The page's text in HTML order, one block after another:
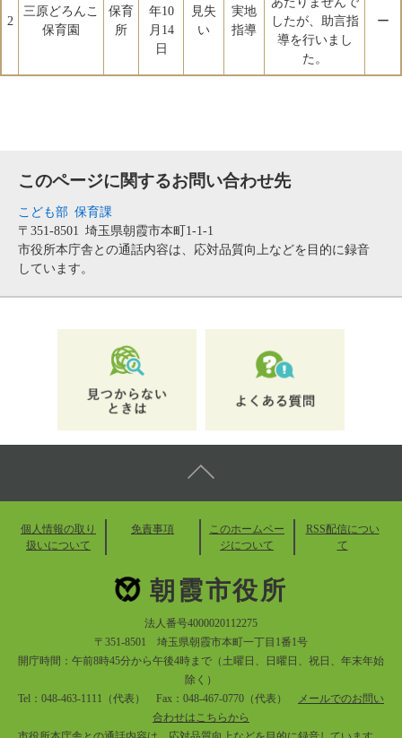
2
三原どろんこ
保育園
保育
所
年10
月14
日
見失
い
実地
指導
したが、助言指
導を行いまし
た。
ー
このページに関するお問い合わせ先
こども部 保育課
〒351-8501 埼玉県朝霞市本町1-1-1
市役所本庁舎との通話内容は、応対品質向上などを目的に録音
しています。
個人情報の取り
扱いについて
免責事項
このホームペー
ジについて
RSS配信につい
て
朝霞市役所
法人番号4000020112275
〒351-8501 埼玉県朝霞市本町一丁目1番1号
開庁時間：午前8時45分から午後4時まで（土曜日、日曜日、祝日、年末年始
除く）
Tel：048-463-1111（代表） Fax：048-467-0770（代表）
メールでのお問い
合わせはこちらから